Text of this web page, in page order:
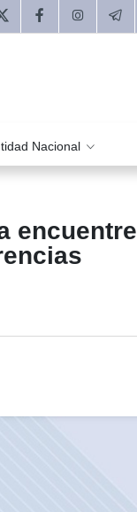
Nacional
encuentre